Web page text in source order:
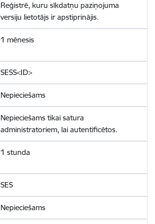
Reģistrē, kuru sīkdatņu paziņojuma
versiju lietotājs ir apstiprinājis.
1 mēnesis
SESS<ID>
Nepieciešams
Nepieciešams tikai satura
administratoriem, lai autentificētos.
1 stunda
SES
Nepieciešams